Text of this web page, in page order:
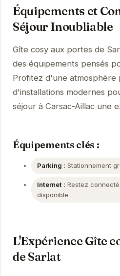
Équipements et
Séjour Inoubliable
Gîte cosy aux portes de
des équipements pensés
Profitez d'une atmosphère
d'installations modernes
séjour à Carsac-Aillac une
Équipements clés :
Parking : Stationnement
Internet : Restez
disponible.
L'Expérience Gîte
de Sarlat